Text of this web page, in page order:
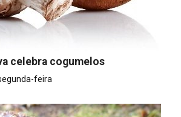
celebra cogumelos
feira